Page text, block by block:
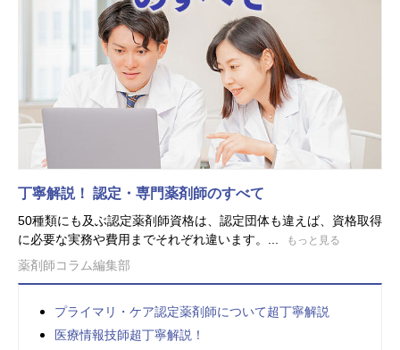
丁寧解説！ 認定・専門薬剤師のすべて
50種類にも及ぶ認定薬剤師資格は、認定団体も違えば、資格取得
に必要な実務や費用までそれぞれ違います。...
もっと見る
薬剤師コラム編集部
プライマリ・ケア認定薬剤師について超丁寧解説
医療情報技師超丁寧解説！